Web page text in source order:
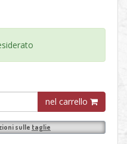
nel carrello
sulle taglie